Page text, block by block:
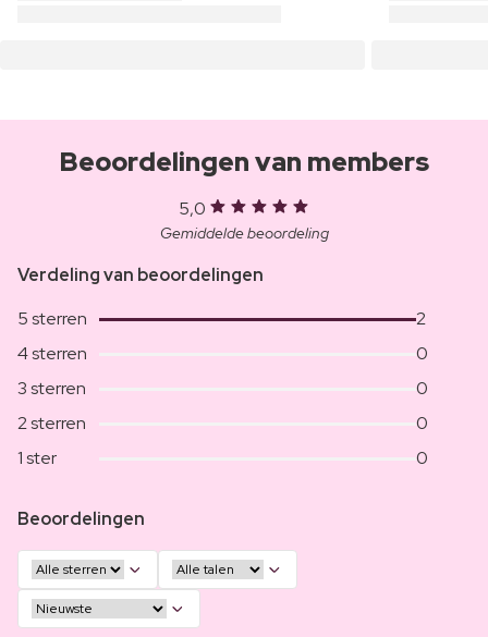
Beoordelingen van members
5,0
Gemiddelde beoordeling
Verdeling van beoordelingen
5 sterren
2
4 sterren
0
3 sterren
0
2 sterren
0
1 ster
0
Beoordelingen